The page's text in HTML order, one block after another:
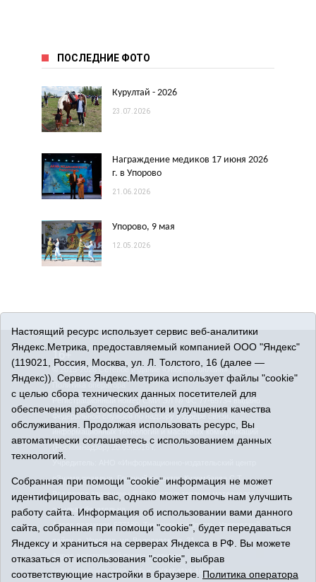
ПОСЛЕДНИЕ ФОТО
Курултай - 2026
23.07.2026
Награждение медиков 17 июня 2026
г. в Упорово
21.06.2026
Упорово, 9 мая
12.05.2026
16+
© 2015-2026 Сетевое издание «Упорово онлайн».
Политика оператора
Регистрационный номер СМИ ЭЛ № ФС 77-65734 выдано
Федеральной службой по надзору в сфере связи,
информационных технологий и массовых коммуникаций
«Знамя правды». Главный редактор Кузембаева С.Т.
Все права защищены © При использовании материалов
ссылка обязательна
Адрес редакции: 627180, Тюменская область, Упоровский
район, с. Упорово, ул. Володарского, 31
Адрес электронной почты редакции:
uporovoonline@obl72.ruТел.: 8(34541)3-16-44
Настоящий ресурс использует сервис веб-аналитики
Яндекс.Метрика, предоставляемый компанией ООО "Яндекс"
(119021, Россия, Москва, ул. Л. Толстого, 16 (далее —
Яндекс)). Сервис Яндекс.Метрика использует файлы "cookie"
с целью сбора технических данных посетителей для
обеспечения работоспособности и улучшения качества
обслуживания. Продолжая использовать ресурс, Вы
автоматически соглашаетесь с использованием данных
технологий.
Собранная при помощи "cookie" информация не может
идентифицировать вас, однако может помочь нам улучшить
работу сайта. Информация об использовании вами данного
сайта, собранная при помощи "cookie", будет передаваться
Яндексу и храниться на серверах Яндекса в РФ. Вы можете
отказаться от использования "cookie", выбрав
соответствующие настройки в браузере. Политика оператора